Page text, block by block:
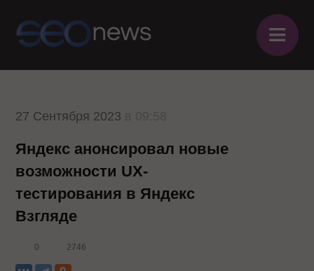
≡
27 Сентября 2023
Яндекс анонсировал новые
возможности UX-
тестирования в Яндекс
Взгляде
0 2746